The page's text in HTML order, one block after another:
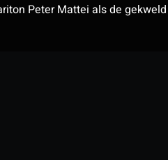
Peter Mattei als de